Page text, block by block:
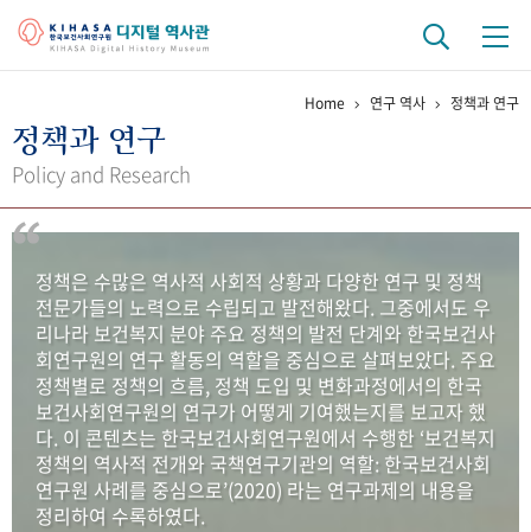
걸어온 길 기관 변천사
연구 역사
정책과 연구 키워드로 보는 연구 역사
연구자들
간행물 변천사
기록물 아카이브
사진 아카이브 문서 기록물 행정박물 영상 기록물
50+1주년 기념
Home 연구 역사 정책과 연구
정책과 연구
Policy and Research
정책은 수많은 역사적 사회적 상황과 다양한 연구 및 정책
전문가들의 노력으로 수립되고 발전해왔다. 그중에서도 우
리나라 보건복지 분야 주요 정책의 발전 단계와 한국보건사
회연구원의 연구 활동의 역할을 중심으로 살펴보았다. 주요
정책별로 정책의 흐름, 정책 도입 및 변화과정에서의 한국
보건사회연구원의 연구가 어떻게 기여했는지를 보고자 했
다. 이 콘텐츠는 한국보건사회연구원에서 수행한 ‘보건복지
정책의 역사적 전개와 국책연구기관의 역할: 한국보건사회
연구원 사례를 중심으로’(2020) 라는 연구과제의 내용을
정리하여 수록하였다.